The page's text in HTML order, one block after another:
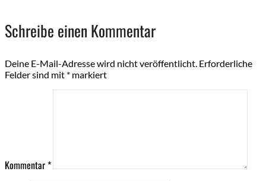
Schreibe einen Kommentar
Deine E-Mail-Adresse wird nicht veröffentlicht. Erforderliche
Felder sind mit * markiert
Kommentar*